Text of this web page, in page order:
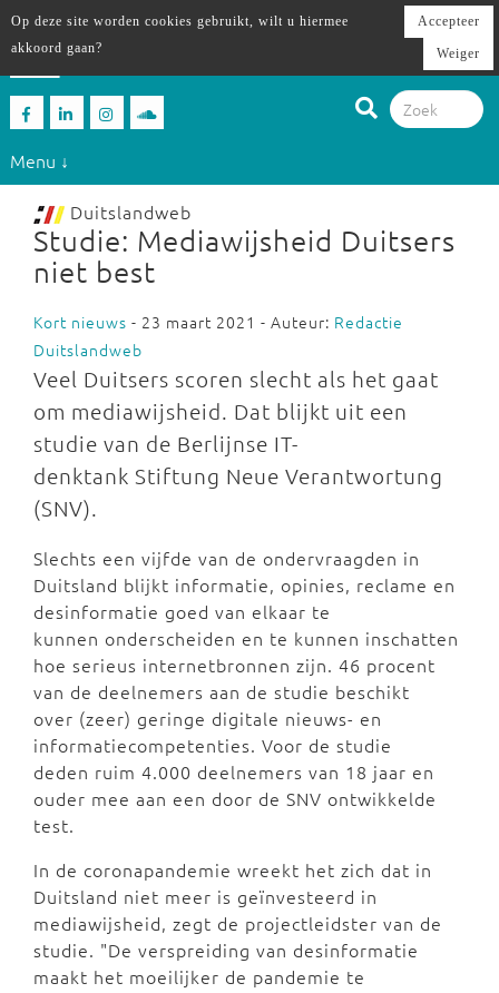
Menu ↓
Duitslandweb
Studie: Mediawijsheid Duitsers
niet best
Kort nieuws - 23 maart 2021 - Auteur: Redactie
Duitslandweb
Veel Duitsers scoren slecht als het gaat
om mediawijsheid. Dat blijkt uit een
studie van de Berlijnse IT-
denktank Stiftung Neue Verantwortung
(SNV).
Slechts een vijfde van de ondervraagden in
Duitsland blijkt informatie, opinies, reclame en
desinformatie goed van elkaar te
kunnen onderscheiden en te kunnen inschatten
hoe serieus internetbronnen zijn. 46 procent
van de deelnemers aan de studie beschikt
over (zeer) geringe digitale nieuws- en
informatiecompetenties. Voor de studie
deden ruim 4.000 deelnemers van 18 jaar en
ouder mee aan een door de SNV ontwikkelde
test.
In de coronapandemie wreekt het zich dat in
Duitsland niet meer is geïnvesteerd in
mediawijsheid, zegt de projectleidster van de
studie. "De verspreiding van desinformatie
maakt het moeilijker de pandemie te
Op deze site worden cookies gebruikt, wilt u hiermee
akkoord gaan?
Accepteer
Weiger